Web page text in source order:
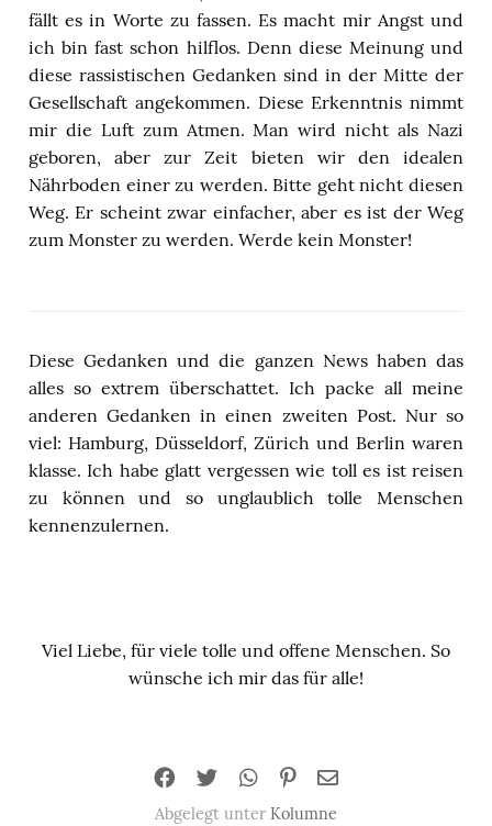
fällt es in Worte zu fassen. Es macht mir Angst und
ich bin fast schon hilflos. Denn diese Meinung und
diese rassistischen Gedanken sind in der Mitte der
Gesellschaft angekommen. Diese Erkenntnis nimmt
mir die Luft zum Atmen. Man wird nicht als Nazi
geboren, aber zur Zeit bieten wir den idealen
Nährboden einer zu werden. Bitte geht nicht diesen
Weg. Er scheint zwar einfacher, aber es ist der Weg
zum Monster zu werden. Werde kein Monster!
Diese Gedanken und die ganzen News haben das
alles so extrem überschattet. Ich packe all meine
anderen Gedanken in einen zweiten Post. Nur so
viel: Hamburg, Düsseldorf, Zürich und Berlin waren
klasse. Ich habe glatt vergessen wie toll es ist reisen
zu können und so unglaublich tolle Menschen
kennenzulernen.
Viel Liebe, für viele tolle und offene Menschen. So
wünsche ich mir das für alle!
Abgelegt unter Kolumne